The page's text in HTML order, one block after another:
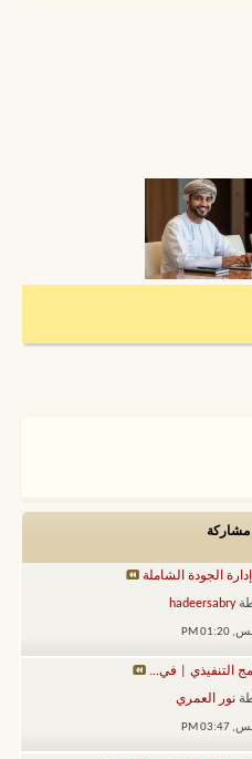
مشاركة
الجودة الشاملة
hadeersabry
01:20 PM
التنفيذي | في...
نور العمري
03:47 PM